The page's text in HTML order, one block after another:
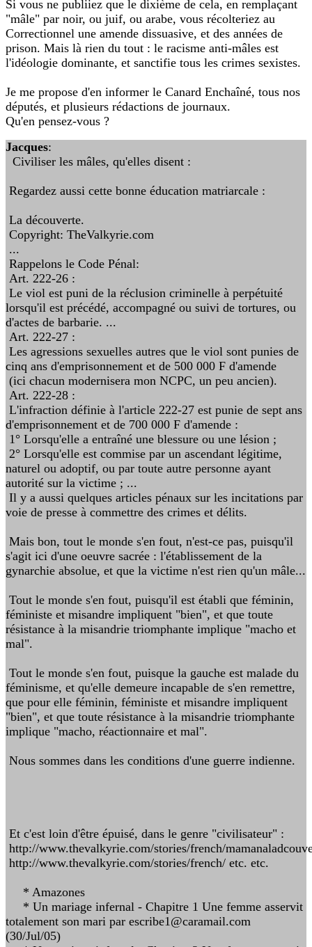
Si vous ne publiiez que le dixième de cela, en remplaçant
"mâle" par noir, ou juif, ou arabe, vous récolteriez au
Correctionnel une amende dissuasive, et des années de
prison. Mais là rien du tout : le racisme anti-mâles est
l'idéologie dominante, et sanctifie tous les crimes sexistes.
Je me propose d'en informer le Canard Enchaîné, tous nos
députés, et plusieurs rédactions de journaux.
Qu'en pensez-vous ?
Jacques:
Civiliser les mâles, qu'elles disent :
Regardez aussi cette bonne éducation matriarcale :
La découverte.
Copyright: TheValkyrie.com
...
Rappelons le Code Pénal:
Art. 222-26 :
Le viol est puni de la réclusion criminelle à perpétuité
lorsqu'il est précédé, accompagné ou suivi de tortures, ou
d'actes de barbarie. ...
Art. 222-27 :
Les agressions sexuelles autres que le viol sont punies de
cinq ans d'emprisonnement et de 500 000 F d'amende
(ici chacun modernisera mon NCPC, un peu ancien).
Art. 222-28 :
L'infraction définie à l'article 222-27 est punie de sept ans
d'emprisonnement et de 700 000 F d'amende :
1° Lorsqu'elle a entraîné une blessure ou une lésion ;
2° Lorsqu'elle est commise par un ascendant légitime,
naturel ou adoptif, ou par toute autre personne ayant
autorité sur la victime ; ...
Il y a aussi quelques articles pénaux sur les incitations par
voie de presse à commettre des crimes et délits.
Mais bon, tout le monde s'en fout, n'est-ce pas, puisqu'il
s'agit ici d'une oeuvre sacrée : l'établissement de la
gynarchie absolue, et que la victime n'est rien qu'un mâle...
Tout le monde s'en fout, puisqu'il est établi que féminin,
féministe et misandre impliquent "bien", et que toute
résistance à la misandrie triomphante implique "macho et
mal".
Tout le monde s'en fout, puisque la gauche est malade du
féminisme, et qu'elle demeure incapable de s'en remettre,
que pour elle féminin, féministe et misandre impliquent
"bien", et que toute résistance à la misandrie triomphante
implique "macho, réactionnaire et mal".
Nous sommes dans les conditions d'une guerre indienne.
Et c'est loin d'être épuisé, dans le genre "civilisateur" :
http://www.thevalkyrie.com/stories/french/
http://www.thevalkyrie.com/stories/french/ etc. etc.
* Amazones
* Un mariage infernal - Chapitre 1 Une femme asservit
totalement son mari par escribe1@caramail.com
(30/Jul/05)